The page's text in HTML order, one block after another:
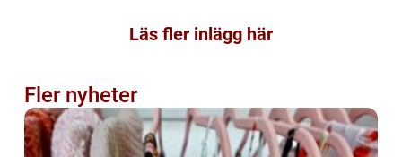
Läs fler inlägg här
Fler nyheter